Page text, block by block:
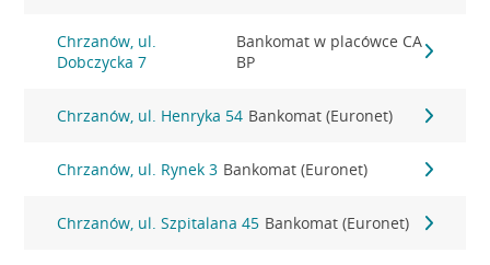
Chrzanów, ul.
Dobczycka 7
Bankomat w placówce CA
BP
Chrzanów, ul. Henryka 54 Bankomat (Euronet)
Chrzanów, ul. Rynek 3 Bankomat (Euronet)
Chrzanów, ul. Szpitalana 45 Bankomat (Euronet)